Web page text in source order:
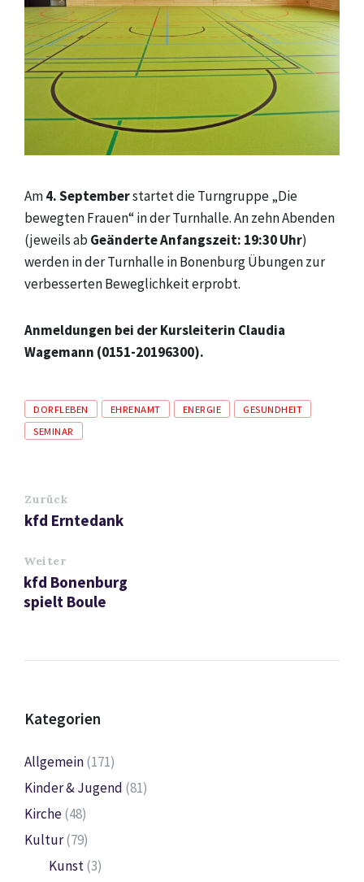
Am4. Septemberstartet die Turngruppe „Die
bewegten Frauen“ in der Turnhalle. An zehn Abenden
(jeweils ab Geänderte Anfangszeit: 19:30 Uhr)
werden in der Turnhalle in Bonenburg Übungen zur
verbesserten Beweglichkeit erprobt.
Anmeldungen bei der Kursleiterin Claudia
Wagemann (0151-20196300).
Tags
DORFLEBEN EHRENAMT ENERGIE
GESUNDHEIT
SEMINAR
Zurück
kfd Erntedank
Weiter
kfd Bonenburg
spielt Boule
Kategorien
Allgemein(171)
Kinder & Jugend (81)
Kirche(48)
Kultur(79)
Kunst(3)